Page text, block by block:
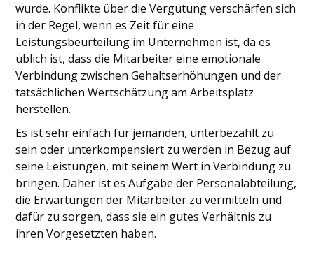
wurde. Konflikte über die Vergütung verschärfen sich
in der Regel, wenn es Zeit für eine
Leistungsbeurteilung im Unternehmen ist, da es
üblich ist, dass die Mitarbeiter eine emotionale
Verbindung zwischen Gehaltserhöhungen und der
tatsächlichen Wertschätzung am Arbeitsplatz
herstellen.
Es ist sehr einfach für jemanden, unterbezahlt zu
sein oder unterkompensiert zu werden in Bezug auf
seine Leistungen, mit seinem Wert in Verbindung zu
bringen. Daher ist es Aufgabe der Personalabteilung,
die Erwartungen der Mitarbeiter zu vermitteln und
dafür zu sorgen, dass sie ein gutes Verhältnis zu
ihren Vorgesetzten haben.